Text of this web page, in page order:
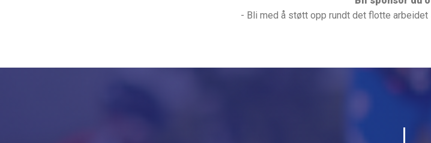
- Bli med å støtt opp rundt det flotte